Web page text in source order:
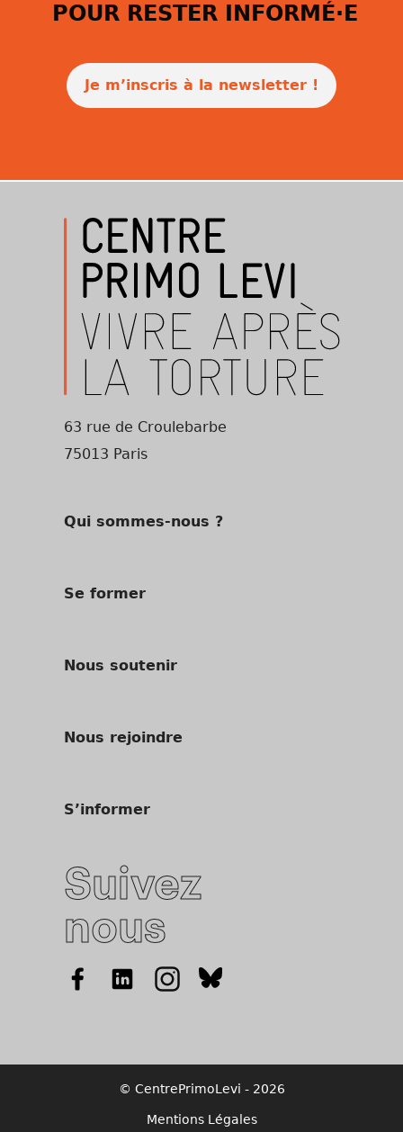
POUR RESTER INFORMÉ·E
Je m’inscris à la newsletter !
63 rue de Croulebarbe
75013 Paris
Qui sommes-nous ?
Se former
Nous soutenir
Nous rejoindre
S’informer
Suivez
nous
© CentrePrimoLevi - 2026
Mentions Légales